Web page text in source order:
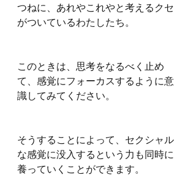
つねに、あれやこれやと考えるクセ
がついているわたしたち。
このときは、思考をなるべく止め
て、感覚にフォーカスするように意
識してみてください。
そうすることによって、セクシャル
な感覚に没入するという力も同時に
養っていくことができます。